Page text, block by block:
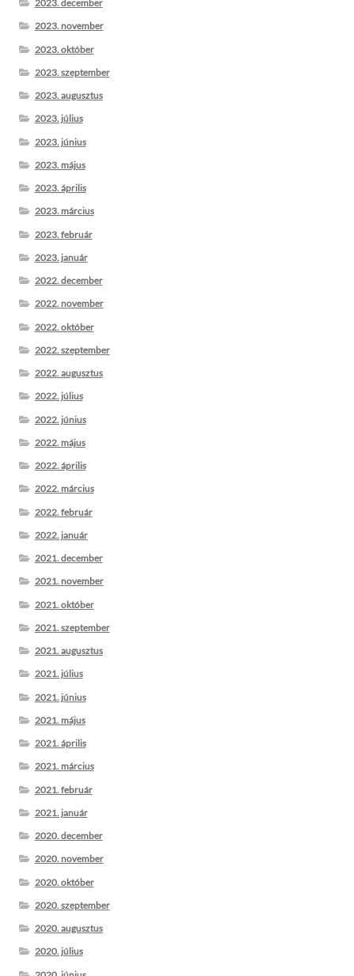
2023. december
2023. november
2023. október
2023. szeptember
2023. augusztus
2023. július
2023. június
2023. május
2023. április
2023. március
2023. február
2023. január
2022. december
2022. november
2022. október
2022. szeptember
2022. augusztus
2022. július
2022. június
2022. május
2022. április
2022. március
2022. február
2022. január
2021. december
2021. november
2021. október
2021. szeptember
2021. augusztus
2021. július
2021. június
2021. május
2021. április
2021. március
2021. február
2021. január
2020. december
2020. november
2020. október
2020. szeptember
2020. augusztus
2020. július